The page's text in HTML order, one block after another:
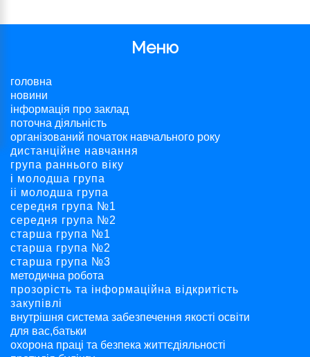
Меню
головна
новини
інформація про заклад
поточна діяльність
організований початок навчального року
дистанційне навчання
група раннього віку
і молодша група
ii молодша група
середня група №1
середня група №2
старша група №1
старша група №2
старша група №3
методична робота
прозорість та інформаційна відкритість
закупівлі
внутрішня система забезпечення якості освіти
для вас,батьки
охорона праці та безпека життєдіяльності